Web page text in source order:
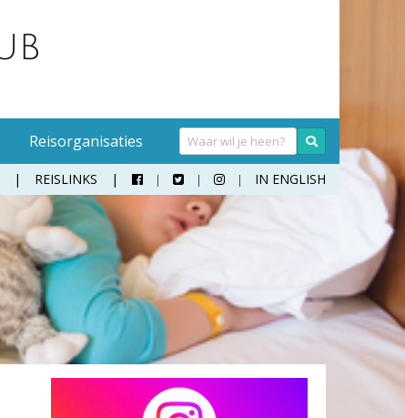
Handwasmiddel
Hangmat
Klamboe
Koffer
Moneybelt
Sokken
Teenslippers
Wandelschoenen
Zonnebril
Reisorganisaties
REISLINKS    IN ENGLISH